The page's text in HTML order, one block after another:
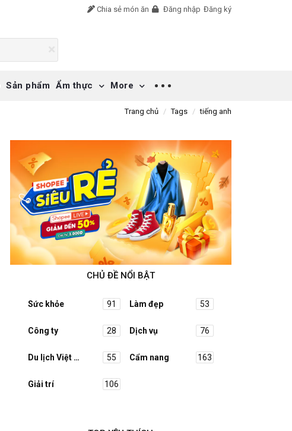
Chia sẻ món ăn Đăng nhập Đăng ký
Sản phẩm Ẩm thực More
Trang chủ Tags tiếng anh
CHỦ ĐỀ NỔI BẬT
Sức khỏe 91 Làm đẹp 53
Công ty 28 Dịch vụ 76
Du lịch Việt Nam 55 Cẩm nang 163
Giải trí 106